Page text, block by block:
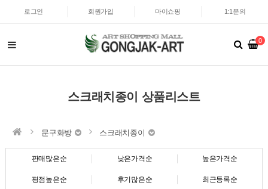
로그인 회원가입 마이쇼핑 1:1문의
0
스크래치종이 상품리스트
문구화방 스크래치종이
판매많은순 낮은가격순 높은가격순
평점높은순 후기많은순 최근등록순